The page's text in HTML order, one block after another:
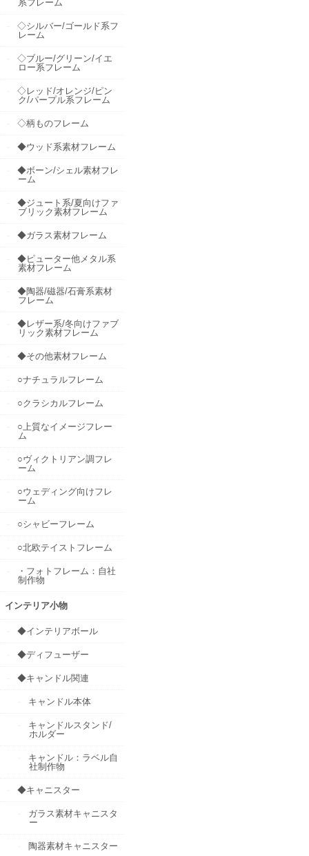
系フレーム
◇シルバー/ゴールド系フ
レーム
◇ブルー/グリーン/イエ
ロー系フレーム
◇レッド/オレンジ/ピン
ク/パープル系フレーム
◇柄ものフレーム
◆ウッド系素材フレーム
◆ボーン/シェル素材フレ
ーム
◆ジュート系/夏向けファ
ブリック素材フレーム
◆ガラス素材フレーム
◆ピューター他メタル系
素材フレーム
◆陶器/磁器/石膏系素材
フレーム
◆レザー系/冬向けファブ
リック素材フレーム
◆その他素材フレーム
○ナチュラルフレーム
○クラシカルフレーム
○上質なイメージフレー
ム
○ヴィクトリアン調フレ
ーム
○ウェディング向けフレ
ーム
○シャビーフレーム
○北欧テイストフレーム
・フォトフレーム：自社
制作物
インテリア小物
◆インテリアボール
◆ディフューザー
◆キャンドル関連
キャンドル本体
キャンドルスタンド/
ホルダー
キャンドル：ラベル自
社制作物
◆キャニスター
ガラス素材キャニスタ
ー
陶器素材キャニスター